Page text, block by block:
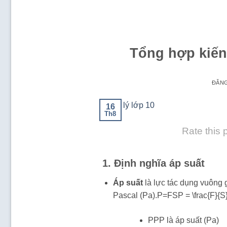
Tổng hợp
16
Th8
Rate this
1. Định nghĩa áp suất
Áp suấtlà lực tác dụng vuông
Pascal (Pa).P=FSP =
PPP là áp suất (Pa)